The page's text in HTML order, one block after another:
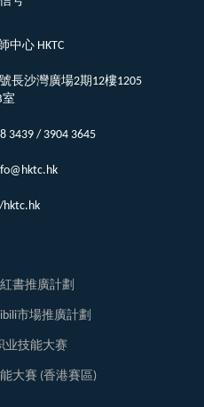
中心 HKTC
長沙灣廣場2期12樓1205
室
3439 / 3904 3645
書推廣計劃
市場推廣計劃
业技能大赛
大賽 (香港賽區)